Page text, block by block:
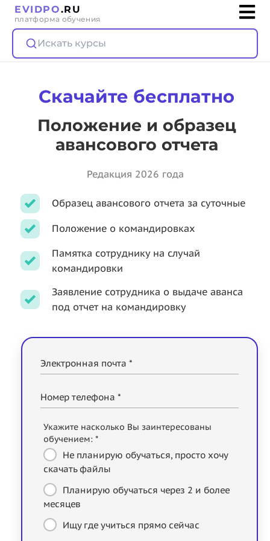
EVIDPO.RU
платформа обучения
Искать курсы
Скачайте бесплатно
Положение и образец
авансового отчета
Редакция 2026 года
Образец авансового отчета за суточные
Положение о командировках
Памятка сотруднику на случай
командировки
Заявление сотрудника о выдаче аванса
под отчет на командировку
Электронная почта *
Номер телефона *
Укажите насколько Вы заинтересованы
обучением: *
Не планирую обучаться, просто хочу
скачать файлы
Планирую обучаться через 2 и более
месяцев
Ищу где учиться прямо сейчас